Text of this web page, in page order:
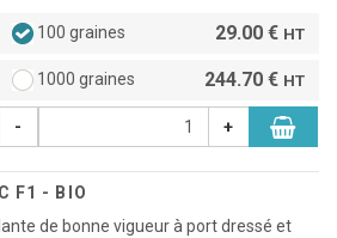
100 graines 29.00 € HT
1000 graines 244.70 € HT
- +
F1 - BIO
de bonne vigueur à port dressé et